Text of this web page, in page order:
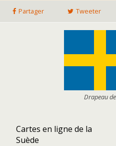
Partager Tweeter
Drapeau
Cartes en ligne de la
Suède